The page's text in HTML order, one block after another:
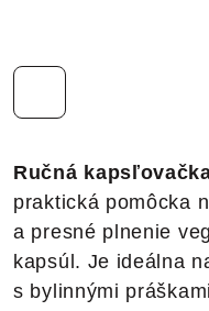
Ručná
praktická pomôcka
a presné plnenie
kapsúl. Je ideálna
s bylinnými